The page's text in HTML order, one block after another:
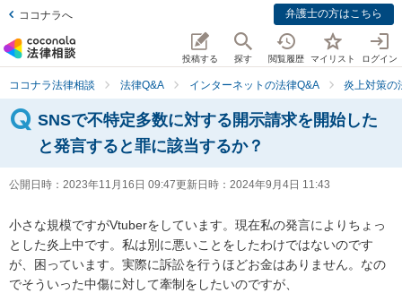
ココナラへ 弁護士の方はこちら
投稿する 探す 閲覧履歴 マイリスト ログイン
ココナラ法律相談 法律Q&A インターネットの法律Q&A 炎上対策の
SNSで不特定多数に対する開示請求を開始した
と発言すると罪に該当するか？
公開日時： 2023年11月16日 09:47更新日時： 2024年9月4日 11:43
小さな規模ですがVtuberをしています。現在私の発言によりちょっ
とした炎上中です。私は別に悪いことをしたわけではないのです
が、困っています。実際に訴訟を行うほどお金はありません。なの
でそういった中傷に対して牽制をしたいのですが、